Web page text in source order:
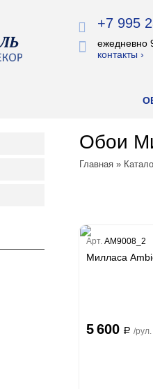
+7 995
ежедневно
контакты ›
Обои
Главная »
Арт. AM9008_2
Милласа
5 600 a /рул.